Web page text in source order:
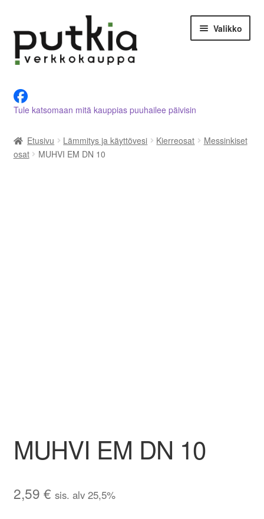
navigointiin
sisältöön
Valikko
Tietoja meistä
Asiakastilini
Tule katsomaan mitä kauppias puuhailee päivisin
Etusivu Lämmitys ja käyttövesi Kierreosat
Messinkiset
osat
MUHVI EM DN 10
MUHVI EM DN 10
2,59 € sis. alv 25,5%